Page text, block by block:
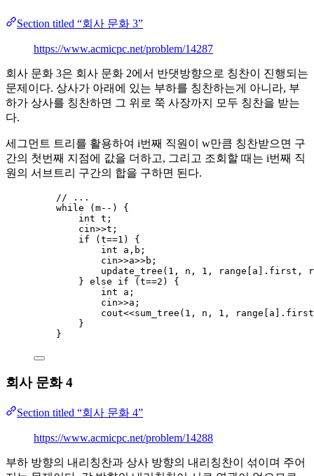
Section titled “회사 문화 3”
https://www.acmicpc.net/problem/14287
회사 문화 3은 회사 문화 2에서 반댓방향으로 칭찬이 진행되는
문제이다. 상사가 아래에 있는 부하를 칭찬하는게 아니라, 부
하가 상사를 칭찬하면 그 위로 쭉 사장까지 모두 칭찬을 받는
다.
세그먼트 트리를 활용하여 i번째 직원이 w만큼 칭찬받으면 구
간의 첫번째 지점에 값을 더하고, 그리고 조회할 때는 i번째 직
원의 서브트리 구간의 합을 구하면 된다.
// ...
while (m-- ) {
int t;
cin>>t;
if (t==1 ) {
int a,b;
cin>>a>>b;
update_tree( 1 , n, 1 , range [a]. first ,
} else if (t==2 ) {
int a;
cin>>a;
cout<<sum_tree( 1 , n, 1 , range [a]. first
}
}
회사 문화 4
Section titled “회사 문화 4”
https://www.acmicpc.net/problem/14288
부하 방향의 내리칭찬과 상사 방향의 내리칭찬이 섞이며 주어